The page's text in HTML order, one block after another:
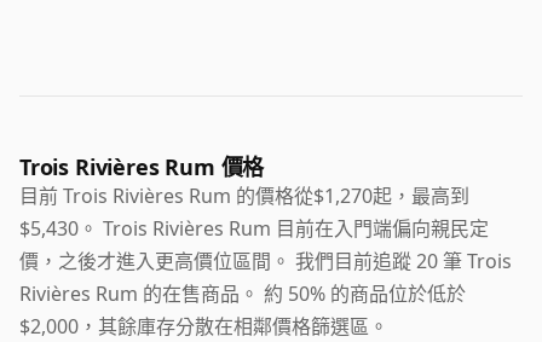
Trois Rivières Rum 價格
目前 Trois Rivières Rum 的價格從$1,270起，最高到
$5,430。 Trois Rivières Rum 目前在入門端偏向親民定
價，之後才進入更高價位區間。 我們目前追蹤 20 筆 Trois
Rivières Rum 的在售商品。 約 50% 的商品位於低於
$2,000，其餘庫存分散在相鄰價格篩選區。